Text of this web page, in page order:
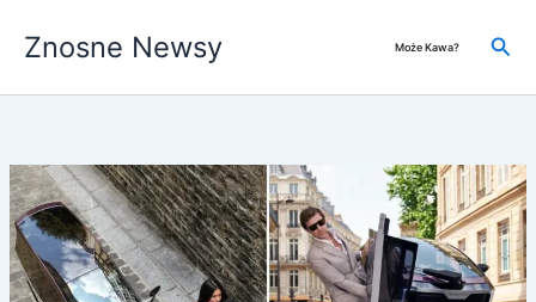
Znosne Newsy Może Kawa?